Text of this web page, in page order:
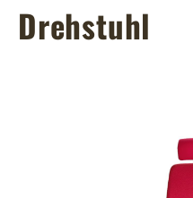
Drehstuhl
Bildergalerie überspringen